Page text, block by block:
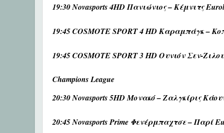
19:30 Novasports 4HD Πανιώνιος – Κέμνιτς
19:45 COSMOTE SPORT 4 HD Καραμπάγκ –
19:45 COSMOTE SPORT 3 HD Ουνιόν Σεν-
Champions League
20:30 Novasports 5HD Μονακό – Ζαλγκίρις
20:45 Novasports Prime Φενέρμπαχτσε – Παρί